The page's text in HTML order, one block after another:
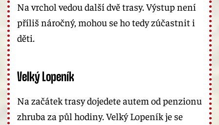
Na vrchol vedou další dvě trasy. Výstup není
příliš náročný, mohou se ho tedy zúčastnit i
děti.
Velký Lopeník
Na začátek trasy dojedete autem od penzionu
zhruba za půl hodiny. Velký Lopeník je se